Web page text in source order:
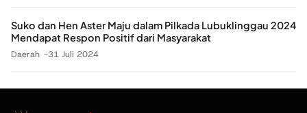
Suko dan Hen Aster Maju dalam Pilkada Lubuklinggau 2024
Mendapat Respon Positif dari Masyarakat
Daerah 31 Juli 2024